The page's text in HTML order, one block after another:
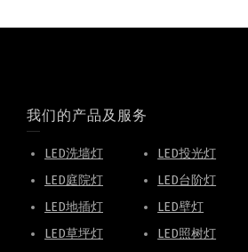
我们的产品及服务
LED洗墙灯 LED投光灯
LED庭院灯
LED台阶灯
LED地插灯
LED壁灯
LED草坪灯
LED照树灯